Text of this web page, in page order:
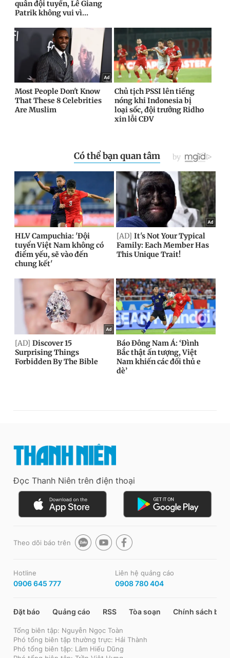
Đọc Thanh Niên trên điện thoại
Theo dõi báo trên
Hotline
0906 645 777
Liên hệ quảng cáo
0908 780 404
Đặt báo Quảng cáo RSS Tòa soạn Chính sách bảo
Tổng biên tập: Nguyễn Ngọc Toàn
Phó tổng biên tập thường trực: Hải Thành
Phó tổng biên tập: Lâm Hiếu Dũng